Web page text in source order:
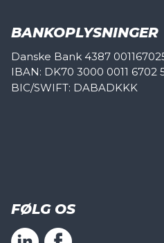
BANKOPLYSNINGER
Danske Bank 4387
IBAN: DK70 3000 0011 6702
BIC/SWIFT: DABADKKK
FØLG OS